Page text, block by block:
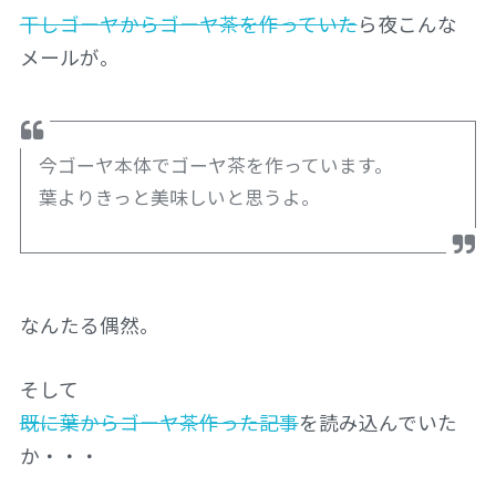
干しゴーヤからゴーヤ茶を作っていたら夜こんな
メールが。
今ゴーヤ本体でゴーヤ茶を作っています。
葉よりきっと美味しいと思うよ。
なんたる偶然。
そして
既に葉からゴーヤ茶作った記事を読み込んでいた
か・・・